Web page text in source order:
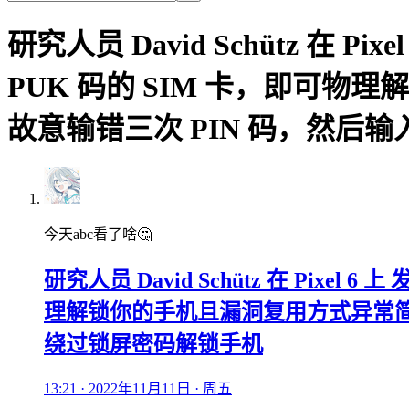
研究人员 David Schütz 在
PUK 码的 SIM 卡，即可物理
故意输错三次 PIN 码，然后
今天abc看了啥🤔
研究人员 David Schütz 在 Pixel 6 上
理解锁你的手机且漏洞复用方式异常
绕过锁屏密码解锁手机
13:21 · 2022年11月11日 · 周五